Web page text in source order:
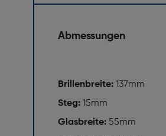
Abmessungen
Brillenbreite: 137mm
Steg: 15mm
Glasbreite: 55mm